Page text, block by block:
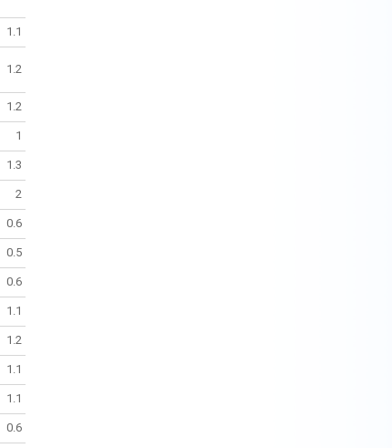
1.1
1.2
1.2
1
1.3
2
0.6
0.5
0.6
1.1
1.2
1.1
1.1
0.6